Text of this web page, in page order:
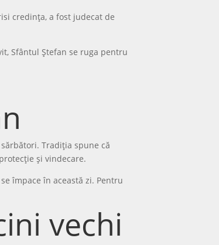
credința, a fost judecat de
Sfântul Ștefan se ruga pentru
Tradiția spune că
și vindecare.
împace în această zi. Pentru
vechi